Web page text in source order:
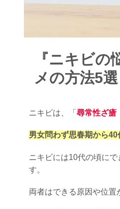
『ニキビ
メの方法5選
ニキビは、「 尋常性ざ瘡
男女問わず思春期から40
ニキビには10代の頃にで
す。
両者はできる原因や位置